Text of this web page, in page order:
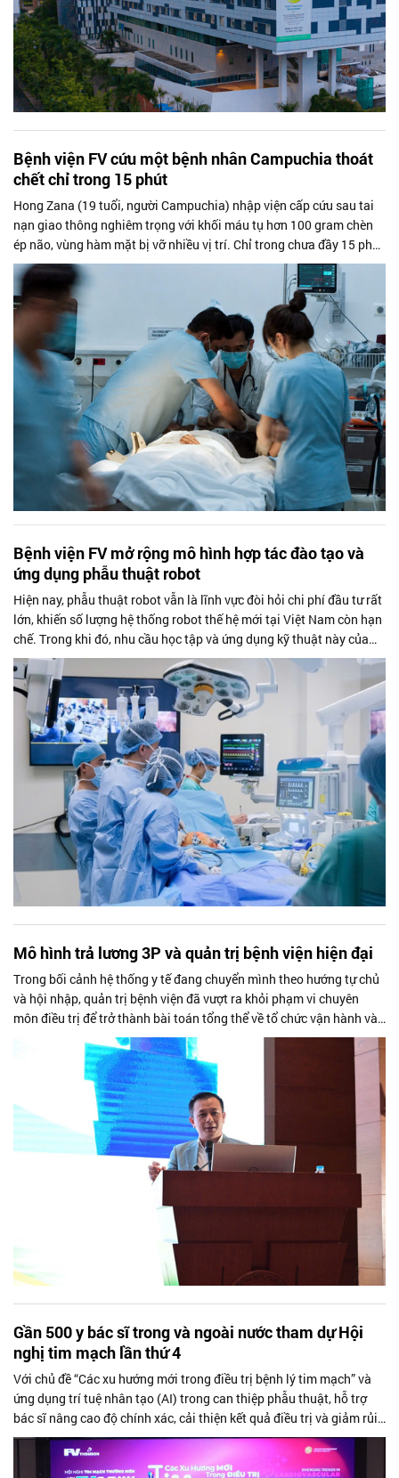
Bệnh viện FV cứu một bệnh nhân Campuchia thoát
chết chỉ trong 15 phút
Hong Zana (19 tuổi, người Campuchia) nhập viện cấp cứu sau tai
nạn giao thông nghiêm trọng với khối máu tụ hơn 100 gram chèn
ép não, vùng hàm mặt bị vỡ nhiều vị trí. Chỉ trong chưa đầy 15 phút
sau nhập viện, ê-kíp đa chuyên khoa tại Bệnh viện FV đã kích hoạt
quy trình mổ khẩn để cứu sống nam thanh niên kịp thời.
Bệnh viện FV mở rộng mô hình hợp tác đào tạo và
ứng dụng phẫu thuật robot
Hiện nay, phẫu thuật robot vẫn là lĩnh vực đòi hỏi chi phí đầu tư rất
lớn, khiến số lượng hệ thống robot thế hệ mới tại Việt Nam còn hạn
chế. Trong khi đó, nhu cầu học tập và ứng dụng kỹ thuật này của
các phẫu thuật viên tại các bệnh viện lớn ngày càng tăng.
Mô hình trả lương 3P và quản trị bệnh viện hiện đại
Trong bối cảnh hệ thống y tế đang chuyển mình theo hướng tự chủ
và hội nhập, quản trị bệnh viện đã vượt ra khỏi phạm vi chuyên
môn điều trị để trở thành bài toán tổng thể về tổ chức vận hành và
phát triển nguồn nhân lực.
Gần 500 y bác sĩ trong và ngoài nước tham dự Hội
nghị tim mạch lần thứ 4
Với chủ đề “Các xu hướng mới trong điều trị bệnh lý tim mạch” và
ứng dụng trí tuệ nhân tạo (AI) trong can thiệp phẫu thuật, hỗ trợ
bác sĩ nâng cao độ chính xác, cải thiện kết quả điều trị và giảm rủi
ro cho bệnh nhân, Hội nghị Tim mạch thường niên lần thứ 4 do
Bệnh viện FV tổ chức tại TP.HCM đã thu hút gần 500 y bác sĩ, quy tụ